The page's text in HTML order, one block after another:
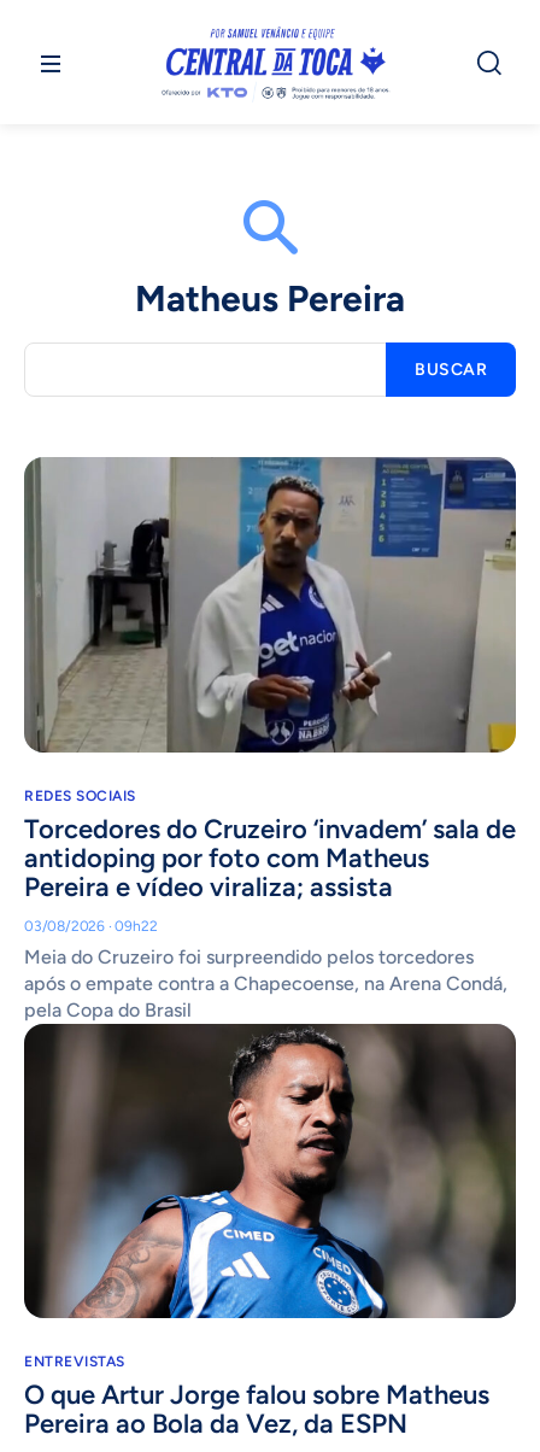
Matheus Pereira
BUSCAR
REDES SOCIAIS
Torcedores do Cruzeiro ‘invadem’ sala de
antidoping por foto com Matheus
Pereira e vídeo viraliza; assista
03/08/2026 · 09h22
Meia do Cruzeiro foi surpreendido pelos torcedores
após o empate contra a Chapecoense, na Arena Condá,
pela Copa do Brasil
ENTREVISTAS
O que Artur Jorge falou sobre Matheus
Pereira ao Bola da Vez, da ESPN